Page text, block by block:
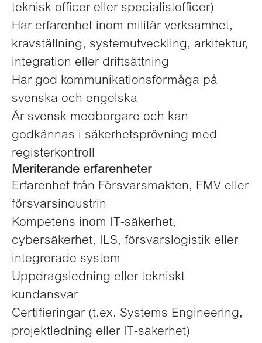
teknisk officer eller specialistofficer)
Har erfarenhet inom militär verksamhet,
kravställning, systemutveckling, arkitektur,
integration eller driftsättning
Har god kommunikationsförmåga på
svenska och engelska
Är svensk medborgare och kan
godkännas i säkerhetsprövning med
registerkontroll
Meriterande erfarenheter
Erfarenhet från Försvarsmakten, FMV eller
försvarsindustrin
Kompetens inom IT‑säkerhet,
cybersäkerhet, ILS, försvarslogistik eller
integrerade system
Uppdragsledning eller tekniskt
kundansvar
Certifieringar (t.ex. Systems Engineering,
projektledning eller IT‑säkerhet)